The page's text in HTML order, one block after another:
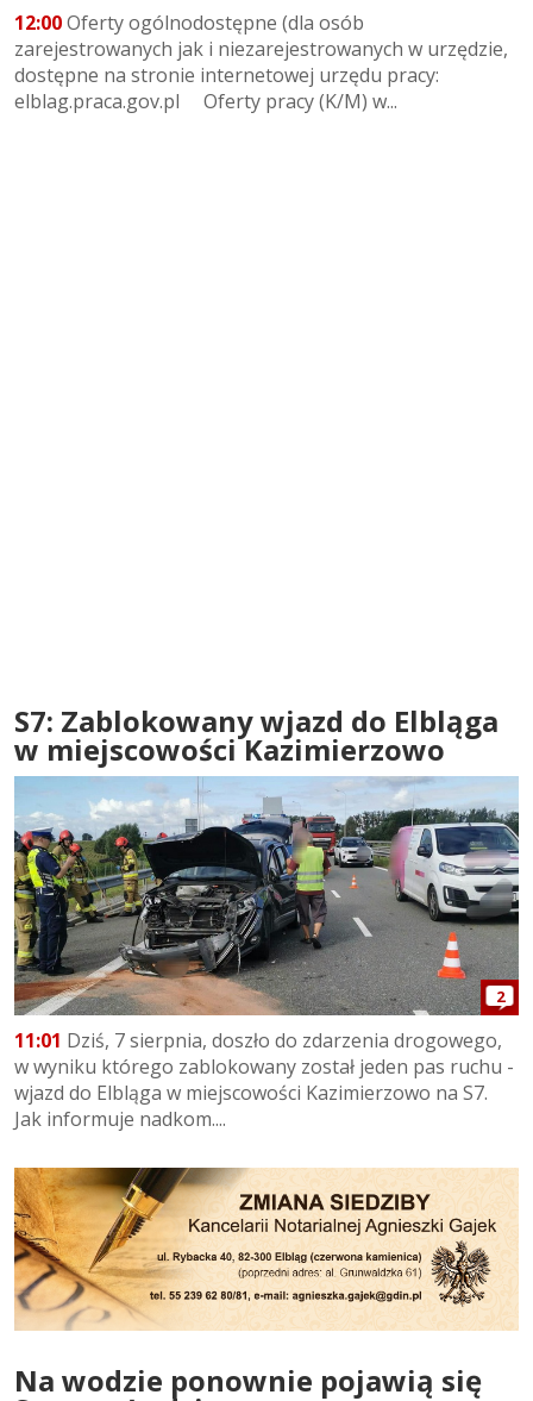
12:00Oferty ogólnodostępne (dla osób
zarejestrowanych jak i niezarejestrowanych w urzędzie,
dostępne na stronie internetowej urzędu pracy:
elblag.praca.gov.pl Oferty pracy (K/M) w...
S7: Zablokowany wjazd do Elbląga
w miejscowości Kazimierzowo
2
11:01 Dziś, 7 sierpnia, doszło do zdarzenia drogowego,
w wyniku którego zablokowany został jeden pas ruchu -
wjazd do Elbląga w miejscowości Kazimierzowo na S7.
Jak informuje nadkom....
Na wodzie ponownie pojawią się